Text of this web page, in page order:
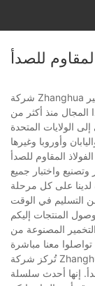
للصدأ
شركة Zhanghua هي شركة متخصصة في تصنيع خزانات التخمير
المجال منذ أكثر من
الولايات المتحدة
المقاوم للصدأ
واختبار جميع
لدينا على كل مرحلة
التسليم في الوقت
المنتجات إليكم
المصنوعة من
تُركز شركة Zhanghua باستمرار على تطوير منتجاتها، ومن أحدثها
إنها أحدث سلسلة